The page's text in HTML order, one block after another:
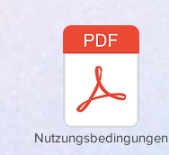
Nutzungsbedingungen